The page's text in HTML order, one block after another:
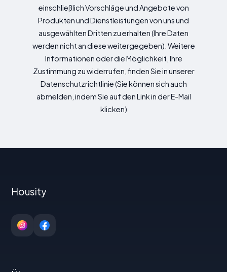
einschließlich Vorschläge und Angebote von
Produkten und Dienstleistungen von uns und
ausgewählten Dritten zu erhalten (Ihre Daten
werden nicht an diese weitergegeben). Weitere
Informationen oder die Möglichkeit, Ihre
Zustimmung zu widerrufen, finden Sie in unserer
Datenschutzrichtlinie (Sie können sich auch
abmelden, indem Sie auf den Link in der E-Mail
klicken)
Housity